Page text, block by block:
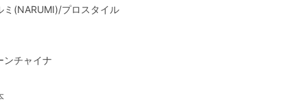
ミ(NARUMI)/プロスタイル
ンチャイナ